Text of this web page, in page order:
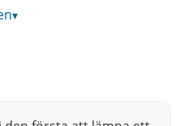
i trumvärlden!
▾